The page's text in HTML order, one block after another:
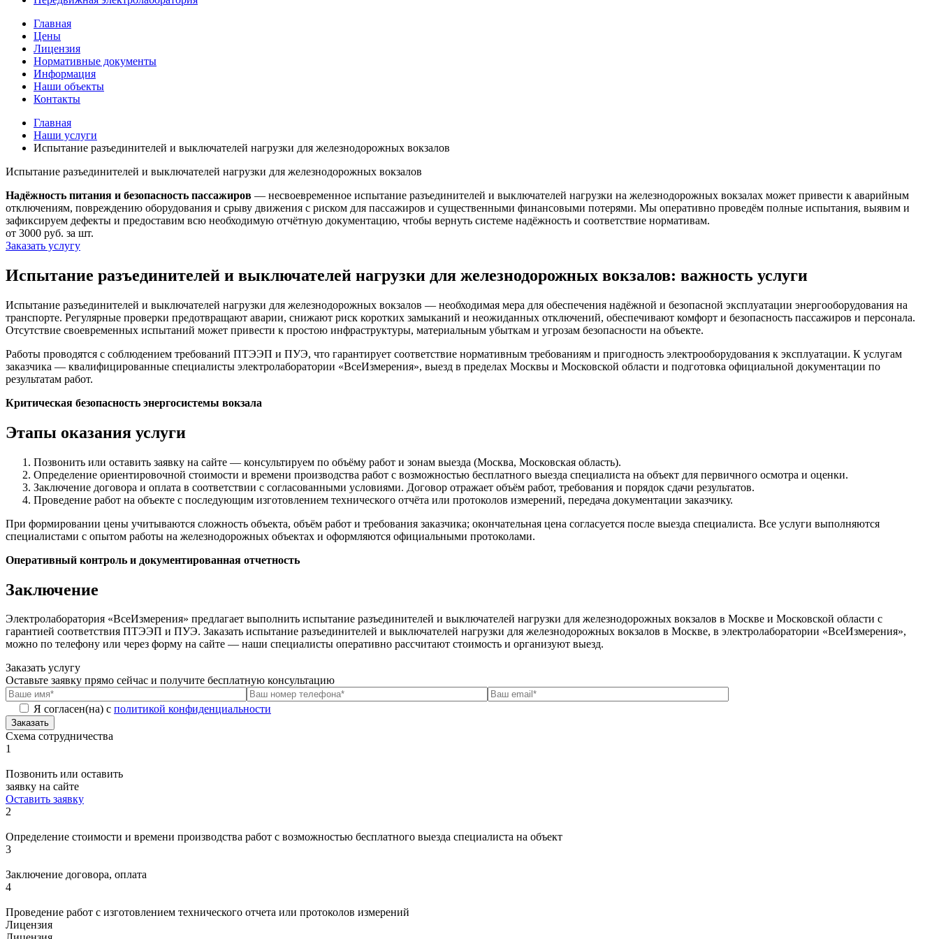
Главная
Цены
Лицензия
Нормативные документы
Информация
Наши объекты
Контакты
Главная
Наши услуги
Испытание разъединителей и выключателей нагрузки для железнодорожных вокзалов
Испытание разъединителей и выключателей нагрузки для железнодорожных вокзалов
Надёжность питания и безопасность пассажиров — несвоевременное испытание разъединителей и выключателей нагрузки на железнодорожных вокзалах может привести к аварийным
отключениям, повреждению оборудования и срыву движения с риском для пассажиров и существенными финансовыми потерями. Мы оперативно проведём полные испытания, выявим и
зафиксируем дефекты и предоставим всю необходимую отчётную документацию, чтобы вернуть системе надёжность и соответствие нормативам.
от 3000 руб. за шт.
Заказать услугу
Испытание разъединителей и выключателей нагрузки для железнодорожных вокзалов: важность услуги
Испытание разъединителей и выключателей нагрузки для железнодорожных вокзалов — необходимая мера для обеспечения надёжной и безопасной эксплуатации энергооборудования на
транспорте. Регулярные проверки предотвращают аварии, снижают риск коротких замыканий и неожиданных отключений, обеспечивают комфорт и безопасность пассажиров и персонала.
Отсутствие своевременных испытаний может привести к простою инфраструктуры, материальным убыткам и угрозам безопасности на объекте.
Работы проводятся с соблюдением требований ПТЭЭП и ПУЭ, что гарантирует соответствие нормативным требованиям и пригодность электрооборудования к эксплуатации. К услугам
заказчика — квалифицированные специалисты электролаборатории «ВсеИзмерения», выезд в пределах Москвы и Московской области и подготовка официальной документации по
результатам работ.
Критическая безопасность энергосистемы вокзала
Этапы оказания услуги
Позвонить или оставить заявку на сайте — консультируем по объёму работ и зонам выезда (Москва, Московская область).
Определение ориентировочной стоимости и времени производства работ с возможностью бесплатного выезда специалиста на объект для первичного осмотра и оценки.
Заключение договора и оплата в соответствии с согласованными условиями. Договор отражает объём работ, требования и порядок сдачи результатов.
Проведение работ на объекте с последующим изготовлением технического отчёта или протоколов измерений, передача документации заказчику.
При формировании цены учитываются сложность объекта, объём работ и требования заказчика; окончательная цена согласуется после выезда специалиста. Все услуги выполняются
специалистами с опытом работы на железнодорожных объектах и оформляются официальными протоколами.
Оперативный контроль и документированная отчетность
Заключение
Электролаборатория «ВсеИзмерения» предлагает выполнить испытание разъединителей и выключателей нагрузки для железнодорожных вокзалов в Москве и Московской области с
гарантией соответствия ПТЭЭП и ПУЭ. Заказать испытание разъединителей и выключателей нагрузки для железнодорожных вокзалов в Москве, в электролаборатории «ВсеИзмерения»,
можно по телефону или через форму на сайте — наши специалисты оперативно рассчитают стоимость и организуют выезд.
Заказать услугу
Оставьте заявку прямо сейчас и получите бесплатную консультацию
Я согласен(на) с политикой конфиденциальности
Заказать
Схема сотрудничества
1
Позвонить или оставить
заявку на сайте
Оставить заявку
2
Определение стоимости и времени производства работ с возможностью бесплатного выезда специалиста на объект
3
Заключение договора, оплата
4
Проведение работ с изготовлением технического отчета или протоколов измерений
Лицензия